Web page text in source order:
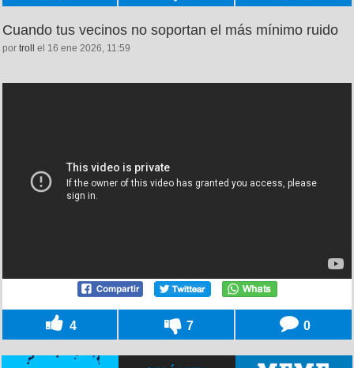
Cuando tus vecinos no soportan el más mínimo ruido
por troll el 16 ene 2026, 11:59
4 7 0